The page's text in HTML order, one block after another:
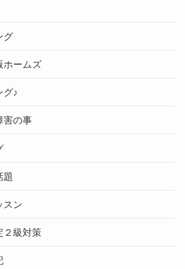
グ
ームズ
♪
害の事
題
スン
級対策